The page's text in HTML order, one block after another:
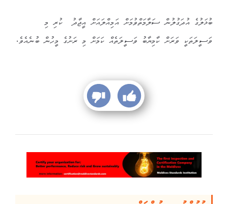
ބުޅަލުގެ އުދަގުލުން ސަލާމަތްވުމަށް އަމިއްލައަށް އީޖާދު ކުރި މި
ވަސީލަތަކީ ވަރަށް ކާމިޔާބު ވަސީލަތެއް ކަމަށް މި ރަށުގެ މީހުން ބުނެއެވެ.